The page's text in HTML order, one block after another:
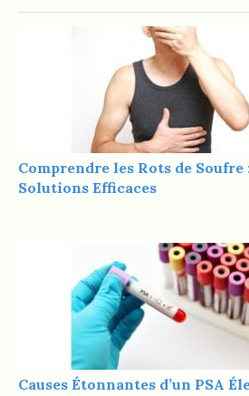
Comprendre les Rots de Soufre
Solutions Efficaces
Causes Étonnantes d’un PSA